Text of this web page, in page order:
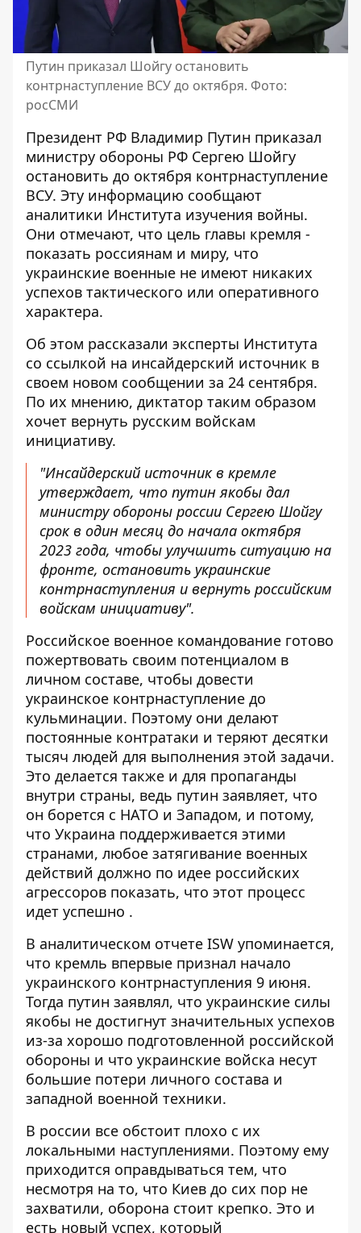
Путин приказал Шойгу остановить
контрнаступление ВСУ до октября. Фото:
росСМИ
Президент РФ Владимир Путин приказал
министру обороны РФ Сергею Шойгу
остановить до октября контрнаступление
ВСУ. Эту информацию сообщают
аналитики Института изучения войны.
Они отмечают, что цель главы кремля - ​​
показать россиянам и миру, что
украинские военные не имеют никаких
успехов тактического или оперативного
характера.
Об этом рассказали эксперты Института
со ссылкой на инсайдерский источник в
своем новом сообщении за 24 сентября.
По их мнению, диктатор таким образом
хочет вернуть русским войскам
инициативу.
"Инсайдерский источник в кремле
утверждает, что путин якобы дал
министру обороны россии Сергею Шойгу
срок в один месяц до начала октября
2023 года, чтобы улучшить ситуацию на
фронте, остановить украинские
контрнаступления и вернуть российским
войскам инициативу".
Российское военное командование готово
пожертвовать своим потенциалом в
личном составе, чтобы довести
украинское контрнаступление до
кульминации. Поэтому они делают
постоянные контратаки и теряют десятки
тысяч людей для выполнения этой задачи.
Это делается также и для пропаганды
внутри страны, ведь путин заявляет, что
он борется с НАТО и Западом, и потому,
что Украина поддерживается этими
странами, любое затягивание военных
действий должно по идее российских
агрессоров показать, что этот процесс
идет успешно .
В аналитическом отчете ISW упоминается,
что кремль впервые признал начало
украинского контрнаступления 9 июня.
Тогда путин заявлял, что украинские силы
якобы не достигнут значительных успехов
из-за хорошо подготовленной российской
обороны и что украинские войска несут
большие потери личного состава и
западной военной техники.
В россии все обстоит плохо с их
локальными наступлениями. Поэтому ему
приходится оправдываться тем, что
несмотря на то, что Киев до сих пор не
захватили, оборона стоит крепко. Это и
есть новый успех, который